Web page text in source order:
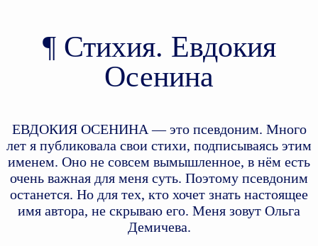
Стихия. Евдокия
Осенина
ЕВДОКИЯ ОСЕНИНА — это псевдоним. Много
лет я публиковала свои стихи, подписываясь этим
именем. Оно не совсем вымышленное, в нём есть
очень важная для меня суть. Поэтому псевдоним
останется. Но для тех, кто хочет знать настоящее
имя автора, не скрываю его. Меня зовут Ольга
Демичева.